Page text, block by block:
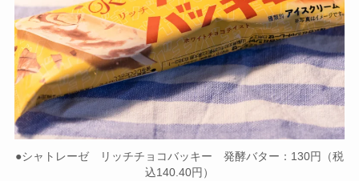
●シャトレーゼ リッチチョコバッキー 発酵バター：130円（税
込140.40円）